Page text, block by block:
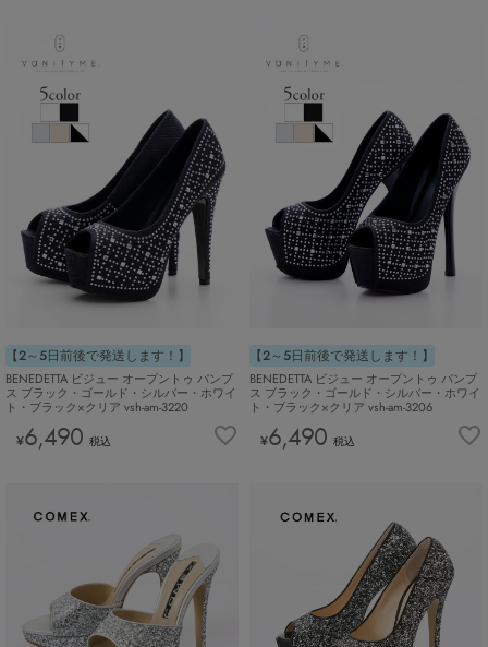
【2～5日前後で発送します！】
BENEDETTA ビジュー オープントゥ パンプ
ス ブラック・ゴールド・シルバー・ホワイ
ト・ブラック×クリア vsh-am-3220
¥6,490 税込
【2～5日前後で発送します！】
BENEDETTA ビジュー オープントゥ パンプ
ス ブラック・ゴールド・シルバー・ホワイ
ト・ブラック×クリア vsh-am-3206
¥6,490 税込